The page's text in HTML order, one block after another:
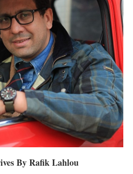
By Rafik Lahlou